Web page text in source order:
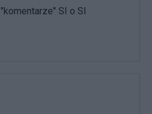
SI o SI